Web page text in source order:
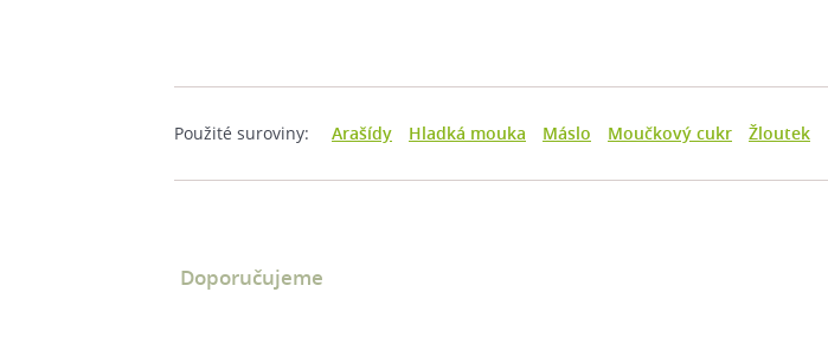
Použité suroviny: Arašídy Hladká mouka Máslo Moučkový cukr Žloutek
Doporučujeme